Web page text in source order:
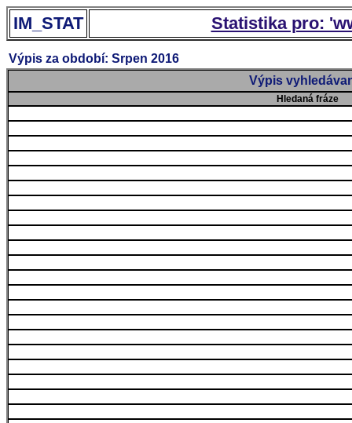
IM_STAT Statistika pro:
Výpis za období: Srpen 2016
Výpis
Hledaná fráze